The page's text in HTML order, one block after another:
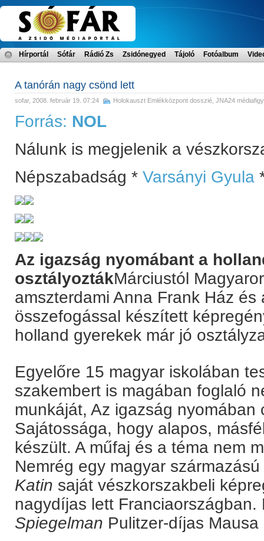
Hírportál Sófár Rádió Zs Zsidónegyed Tájoló Fotóalbum
A tanórán nagy csönd lett
sofar, 2008. február 19. 07:24 Holokauszt Emlékközpont dosszié JNA24
Forrás: NOL
Nálunk is megjelenik a
Népszabadság * Varsányi Gyula
Az igazság nyomábant a
osztályoztákMárciustól
amszterdami Anna Frank Ház
összefogással készített
holland gyerekek már jó
Egyelőre 15 magyar iskolában
szakembert is magában foglaló
munkáját, Az igazság
Sajátossága, hogy alapos,
készült. A műfaj és a téma nem
Nemrég egy magyar
Katin saját vészkorszakbeli
nagydíjas lett
Spiegelman Pulitzer-díjas Mausa